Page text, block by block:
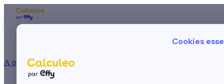
Cookies
À propos
Nos conseils